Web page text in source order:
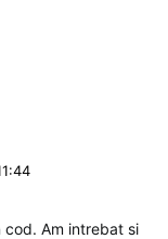
cod. Am intrebat si